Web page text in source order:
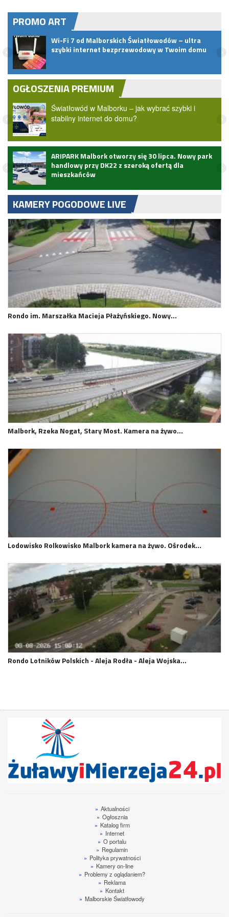
PROMO ART
Wi-Fi 7 od Malborskich Światłowodów – ultra
szybki internet bezprzewodowy w Twoim domu
OGŁOSZENIA PREMIUM
Światłowód w Malborku – jak wybrać szybki i
stabilny internet do domu?
ARIPARK Malbork otworzy się 30 lipca. Nowy park
handlowy przy DK22 z szeroką ofertą dla
mieszkańców
KAMERY POGODOWE LIVE
Rondo im. Marszałka Macieja Płażyńskiego. Nowy…
Malbork, Rzeka Nogat, Stary Most. Kamera na żywo…
Lodowisko Rolkowisko Malbork kamera na żywo. Ośrodek…
Rondo Lotników Polskich - Aleja Rodła - Aleja Wojska…
» Aktualności
» Ogłosznia
» Katalog firm
» Internet
» O portalu
» Regulamin
» Polityka prywatności
» Kamery on-line
» Problemy z oglądaniem?
» Reklama
» Kontakt
» Malborskie Światłowody